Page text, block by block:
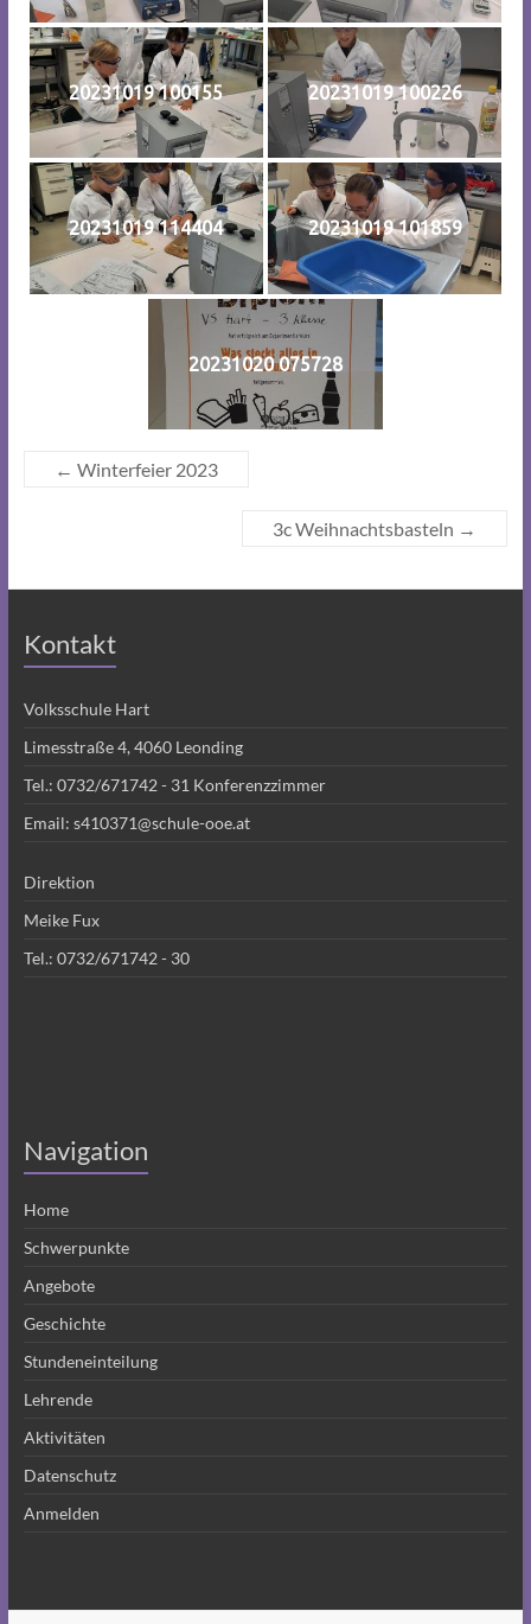
20231019 100155 20231019 100226
20231019 114404 20231019 101859
20231020 075728
← Winterfeier 2023
3c Weihnachtsbasteln →
Kontakt
Volksschule Hart
Limesstraße 4, 4060 Leonding
Tel.: 0732/671742 - 31 Konferenzzimmer
Email: s410371@schule-ooe.at
Direktion
Meike Fux
Tel.: 0732/671742 - 30
Navigation
Home
Schwerpunkte
Angebote
Geschichte
Stundeneinteilung
Lehrende
Aktivitäten
Datenschutz
Anmelden